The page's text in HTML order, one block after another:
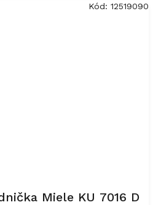
Miele KU 7016 D
Kód: 12519090